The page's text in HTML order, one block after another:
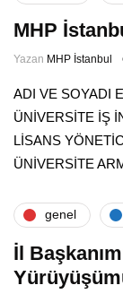
MHP
Yazan MHP İstanbul
ADI VE SOYADI
ÜNİVERSİTE İŞ
LİSANS
ÜNİVERSİTE
genel
İl